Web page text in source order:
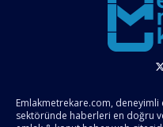
Emlakmetrekare.com,
sektöründe haberleri en doğru